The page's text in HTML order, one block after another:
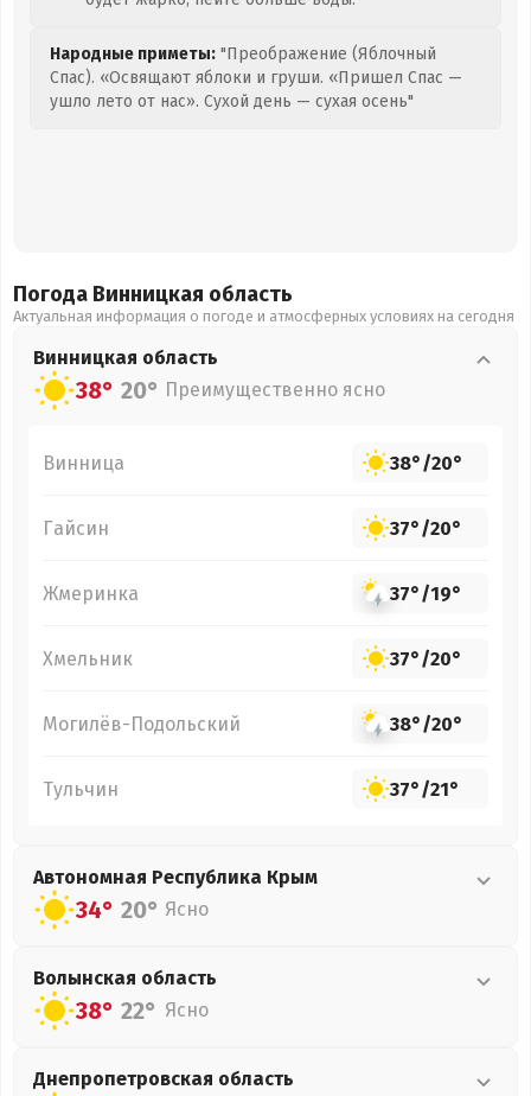
Народные приметы: "Преображение (Яблочный
Спас). «Освящают яблоки и груши. «Пришел Спас —
ушло лето от нас». Сухой день — сухая осень"
Погода Винницкая область
Актуальная информация о погоде и атмосферных условиях на сегодня
Винницкая область
38° 20° Преимущественно ясно
Винница 38°/20°
Гайсин 37°/20°
Жмеринка 37°/19°
Хмельник 37°/20°
Могилёв-Подольский 38°/20°
Тульчин 37°/21°
Автономная Республика Крым
34° 20° Ясно
Волынская область
38° 22° Ясно
Днепропетровская область